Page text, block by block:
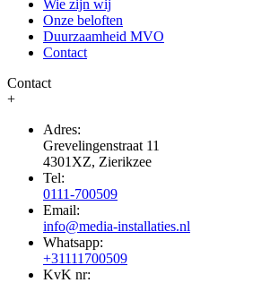
Wie zijn wij
Onze beloften
Duurzaamheid MVO
Contact
Contact
+
Adres:
Grevelingenstraat 11
4301XZ, Zierikzee
Tel:
0111-700509
Email:
info@media-installaties.nl
Whatsapp:
+31111700509
KvK nr: